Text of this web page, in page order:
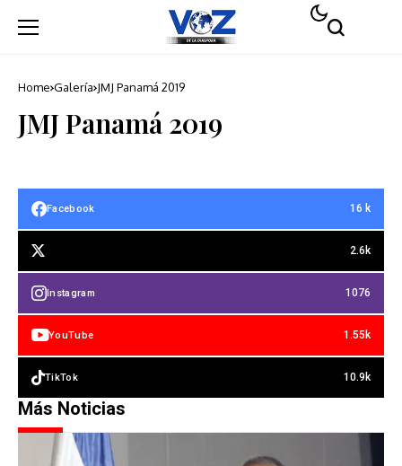
Home Galería JMJ Panamá 2019
JMJ Panamá 2019
Facebook 16 k
2.6k
Instagram 1076
YouTube 1.55k
TikTok 10.9k
Más Noticias